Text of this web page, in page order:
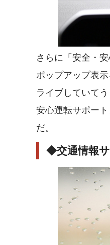
さらに「安全・
ポップアップ表
ライブしていて
安心運転サポー
だ。
◆交通情報サ